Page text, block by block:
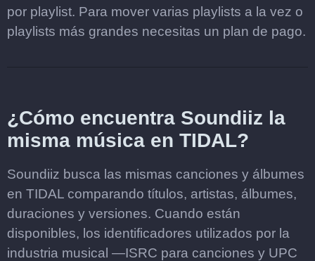
por playlist. Para mover varias playlists a la vez o
playlists más grandes necesitas un plan de pago.
¿Cómo encuentra Soundiiz la
misma música en TIDAL?
Soundiiz busca las mismas canciones y álbumes
en TIDAL comparando títulos, artistas, álbumes,
duraciones y versiones. Cuando están
disponibles, los identificadores utilizados por la
industria musical —ISRC para canciones y UPC